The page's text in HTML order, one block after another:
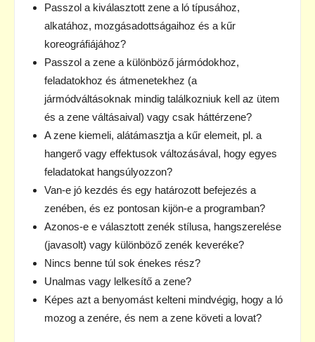
Passzol a kiválasztott zene a ló típusához,
alkatához, mozgásadottságaihoz és a kűr
koreográfiájához?
Passzol a zene a különböző jármódokhoz,
feladatokhoz és átmenetekhez (a
jármódváltásoknak mindig találkozniuk kell az ütem
és a zene váltásaival) vagy csak háttérzene?
A zene kiemeli, alátámasztja a kűr elemeit, pl. a
hangerő vagy effektusok változásával, hogy egyes
feladatokat hangsúlyozzon?
Van-e jó kezdés és egy határozott befejezés a
zenében, és ez pontosan kijön-e a programban?
Azonos-e e választott zenék stílusa, hangszerelése
(javasolt) vagy különböző zenék keveréke?
Nincs benne túl sok énekes rész?
Unalmas vagy lelkesítő a zene?
Képes azt a benyomást kelteni mindvégig, hogy a ló
mozog a zenére, és nem a zene követi a lovat?